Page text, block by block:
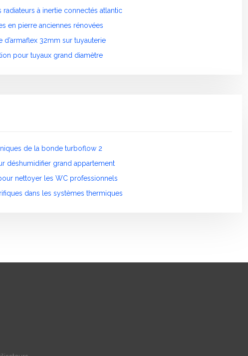
à inertie connectés atlantic
en pierre anciennes rénovées
32mm sur tuyauterie
pour tuyaux grand diamètre
de la bonde turboflow 2
déshumidifier grand appartement
nettoyer les WC professionnels
dans les systèmes thermiques